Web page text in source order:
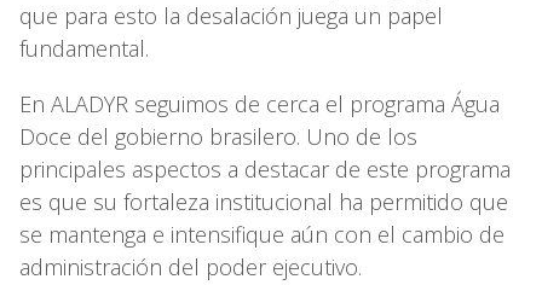
que para esto la desalación juega un papel
fundamental.
En ALADYR seguimos de cerca el programa Água
Doce del gobierno brasilero. Uno de los
principales aspectos a destacar de este programa
es que su fortaleza institucional ha permitido que
se mantenga e intensifique aún con el cambio de
administración del poder ejecutivo.